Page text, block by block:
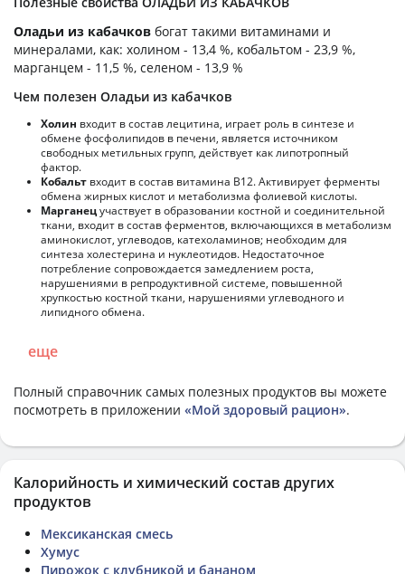
Оладьи из кабачков богат такими витаминами и
минералами, как: холином - 13,4 %, кобальтом - 23,9 %,
марганцем - 11,5 %, селеном - 13,9 %
Чем полезен Оладьи из кабачков
Холин входит в состав лецитина, играет роль в синтезе и
обмене фосфолипидов в печени, является источником
свободных метильных групп, действует как липотропный
фактор.
Кобальт входит в состав витамина В12. Активирует ферменты
обмена жирных кислот и метаболизма фолиевой кислоты.
Марганецучаствует в образовании костной и соединительной
ткани, входит в состав ферментов, включающихся в метаболизм
аминокислот, углеводов, катехоламинов; необходим для
синтеза холестерина и нуклеотидов. Недостаточное
потребление сопровождается замедлением роста,
нарушениями в репродуктивной системе, повышенной
хрупкостью костной ткани, нарушениями углеводного и
липидного обмена.
еще
Полный справочник самых полезных продуктов вы можете
посмотреть в приложении «Мой здоровый рацион».
Калорийность и химический состав других
продуктов
Мексиканская смесь
Хумус
Пирожок с клубникой и бананом